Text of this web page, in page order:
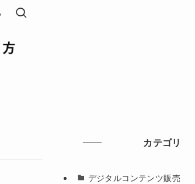
カテゴリ
デジタルコンテンツ販売